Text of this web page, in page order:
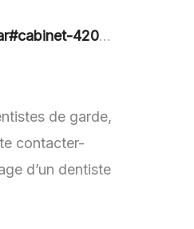
motive-3483
de garde,
contacter-
d’un dentiste